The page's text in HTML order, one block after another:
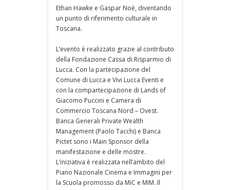
Ethan Hawke e Gaspar Noè, diventando
un punto di riferimento culturale in
Toscana.
L’evento è realizzato grazie al contributo
della Fondazione Cassa di Risparmio di
Lucca. Con la partecipazione del
Comune di Lucca e Vivi Lucca Eventi e
con la compartecipazione di Lands of
Giacomo Puccini e Camera di
Commercio Toscana Nord – Ovest.
Banca Generali Private Wealth
Management (Paolo Tacchi) e Banca
Pictet sono i Main Sponsor della
manifestazione e delle mostre.
L’iniziativa è realizzata nell’ambito del
Piano Nazionale Cinema e Immagini per
la Scuola promosso da MiC e MIM. Il